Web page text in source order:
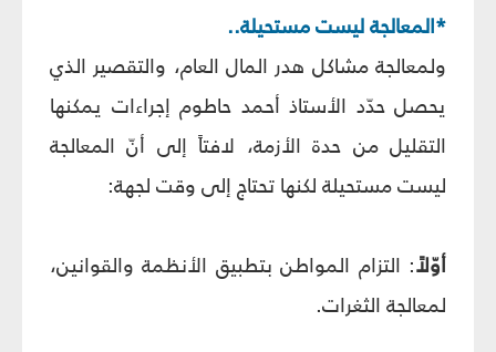
*المعالجة ليست مستحيلة..
ولمعالجة مشاكل هدر المال العام، والتقصير الذي
يحصل حدّد الأستاذ أحمد حاطوم إجراءات يمكنها
التقليل من حدة الأزمة، لافتاً إلى أنّ المعالجة
ليست مستحيلة لكنها تحتاج إلى وقت لجهة:
أوّلاً: التزام المواطن بتطبيق الأنظمة والقوانين،
لمعالجة الثغرات.